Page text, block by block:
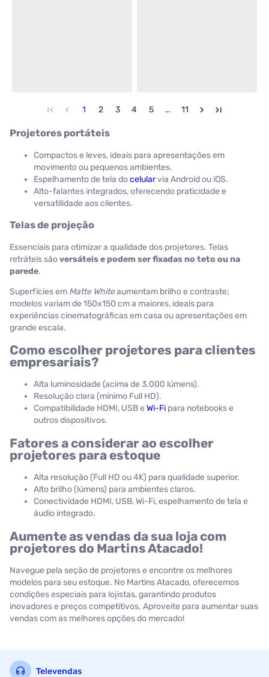
1 2 3 4 5 … 11
Projetores portáteis
Compactos e leves, ideais para apresentações em
movimento ou pequenos ambientes.
Espelhamento de tela docelularvia Android ou iOS.
Alto-falantes integrados, oferecendo praticidade e
versatilidade aos clientes.
Telas de projeção
Essenciais para otimizar a qualidade dos projetores. Telas
retráteis sãoversáteis e podem ser fixadas no teto ou na
parede.
Superfícies em Matte Whiteaumentam brilho e contraste;
modelos variam de 150x150 cm a maiores, ideais para
experiências cinematográficas em casa ou apresentações em
grande escala.
Como escolher projetores para clientes
empresariais?
Alta luminosidade (acima de 3.000 lúmens).
Resolução clara (mínimo Full HD).
Compatibilidade HDMI, USB e Wi-Fipara notebooks e
outros dispositivos.
Fatores a considerar ao escolher
projetores para estoque
Alta resolução (Full HD ou 4K) para qualidade superior.
Alto brilho (lúmens) para ambientes claros.
Conectividade HDMI, USB, Wi-Fi, espelhamento de tela e
áudio integrado.
Aumente as vendas da sua loja com
projetores do Martins Atacado!
Navegue pela seção de projetores e encontre os melhores
modelos para seu estoque. No Martins Atacado, oferecemos
condições especiais para lojistas, garantindo produtos
inovadores e preços competitivos. Aproveite para aumentar suas
vendas com as melhores opções do mercado!
Televendas